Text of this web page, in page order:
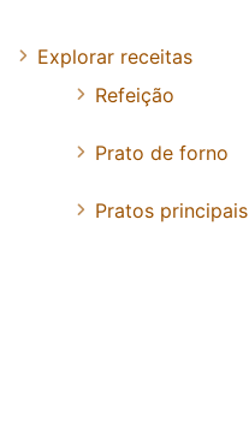
Explorar receitas
Refeição
Prato de forno
Pratos principais